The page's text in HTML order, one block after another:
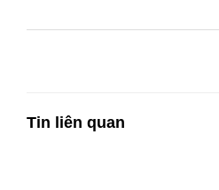
Tin liên quan